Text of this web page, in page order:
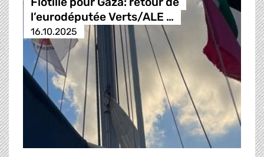
l’eurodéputée Verts/ALE …
16.10.2025